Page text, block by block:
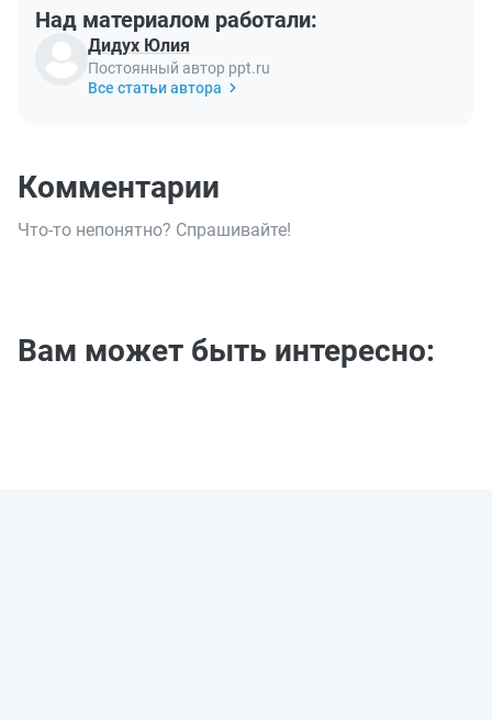
Над материалом работали:
Дидух Юлия
Постоянный автор ppt.ru
Все статьи автора
Комментарии
Что-то непонятно? Спрашивайте!
Вам может быть интересно: